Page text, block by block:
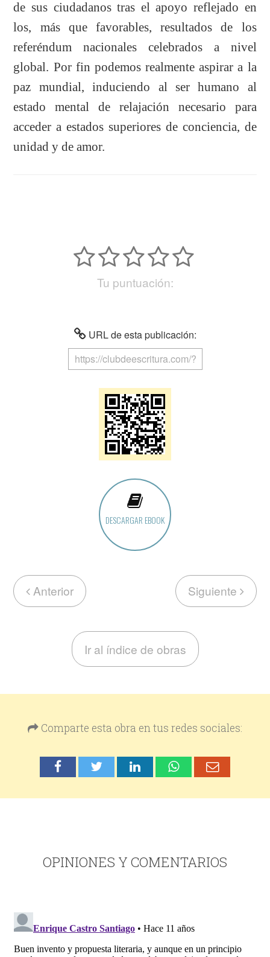
de sus ciudadanos tras el apoyo reflejado en
los, más que favorables, resultados de los
referéndum nacionales celebrados a nivel
global. Por fin podemos realmente aspirar a la
paz mundial, induciendo al ser humano al
estado mental de relajación necesario para
acceder a estados superiores de conciencia, de
unidad y de amor.
Tu puntuación:
URL de esta publicación:
DESCARGAR EBOOK
Anterior Siguiente
Ir al índice de obras
Comparte esta obra en tus redes sociales:
OPINIONES Y COMENTARIOS